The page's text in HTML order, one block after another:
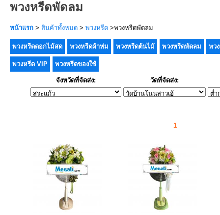
พวงหรีดพัดลม
หน้าแรก > สินค้าทั้งหมด > พวงหรีด >พวงหรีดพัดลม
พวงหรีดดอกไม้สด พวงหรีดผ้าห่ม พวงหรีดต้นไม้ พวงหรีดพัดลม พว
พวงหรีด VIP พวงหรีดของใช้
จังหวัดที่จัดส่ง: วัดที่จัดส่ง:
1